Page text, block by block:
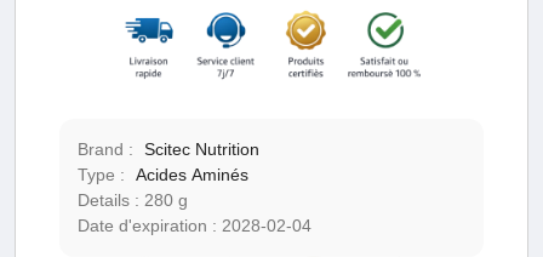
endurance et votre force.
Brand :
Scitec Nutrition
Type :
Acides Aminés
Details :
280 g
Date d'expiration : 2028-02-04